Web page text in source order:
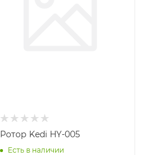
Ротор Kedi HY-005
Есть в наличии